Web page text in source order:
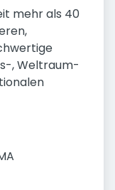
mehr als 40
, Weltraum-